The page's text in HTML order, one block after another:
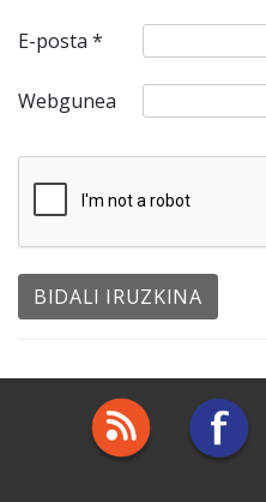
E-posta *
Webgunea